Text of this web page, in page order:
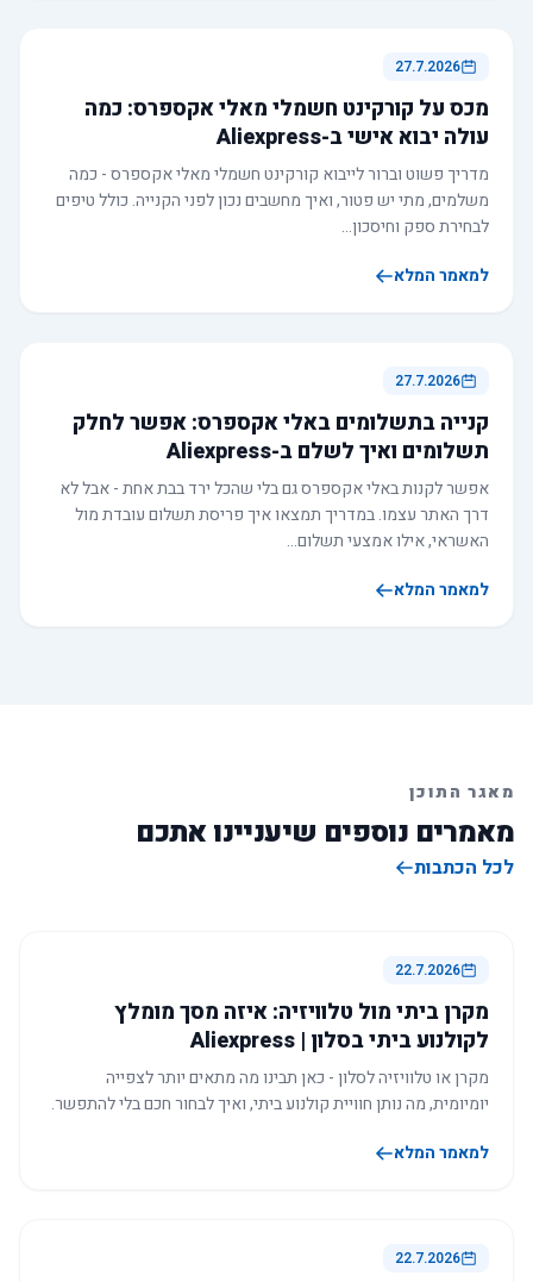
27.7.2026
מכס על קורקינט חשמלי מאלי אקספרס: כמה
עולה יבוא אישי ב-Aliexpress
מדריך פשוט וברור לייבוא קורקינט חשמלי מאלי אקספרס - כמה
משלמים, מתי יש פטור, ואיך מחשבים נכון לפני הקנייה. כולל טיפים
לבחירת ספק וחיסכון…
למאמר המלא
27.7.2026
קנייה בתשלומים באלי אקספרס: אפשר לחלק
תשלומים ואיך לשלם ב-Aliexpress
אפשר לקנות באלי אקספרס גם בלי שהכל ירד בבת אחת - אבל לא
דרך האתר עצמו. במדריך תמצאו איך פריסת תשלום עובדת מול
האשראי, אילו אמצעי תשלום…
למאמר המלא
מאגר התוכן
מאמרים נוספים שיעניינו אתכם
לכל הכתבות
22.7.2026
מקרן ביתי מול טלוויזיה: איזה מסך מומלץ
לקולנוע ביתי בסלון | Aliexpress
מקרן או טלוויזיה לסלון - כאן תבינו מה מתאים יותר לצפייה
יומיומית, מה נותן חוויית קולנוע ביתי, ואיך לבחור חכם בלי להתפשר.
למאמר המלא
22.7.2026